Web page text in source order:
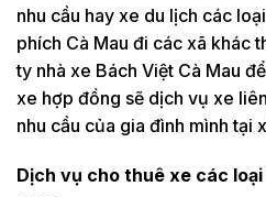
nhu cầu hay xe du lịch các
phích Cà Mau đi các xã khác
ty nhà xe Bách Việt Cà Mau
xe hợp đồng sẽ dịch vụ xe
nhu cầu của gia đình mình tại
Dịch vụ cho thuê xe các